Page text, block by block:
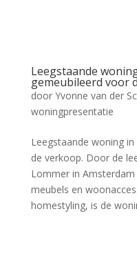
Leegstaande
gemeubileerd voor
door Yvonne van der
woningpresentatie
Leegstaande woning
de verkoop. Door de
Lommer in
meubels en
homestyling, is de